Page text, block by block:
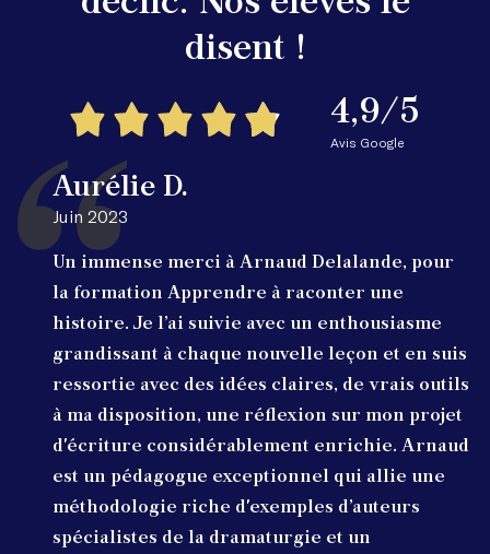
disent !
4,9/5
Avis Google
Aurélie D.
Juin 2023
Un immense merci à Arnaud Delalande, pour
la formation Apprendre à raconter une
histoire. Je l’ai suivie avec un enthousiasme
grandissant à chaque nouvelle leçon et en suis
ressortie avec des idées claires, de vrais outils
à ma disposition, une réflexion sur mon projet
d'écriture considérablement enrichie. Arnaud
est un pédagogue exceptionnel qui allie une
méthodologie riche d'exemples d’auteurs
spécialistes de la dramaturgie et un